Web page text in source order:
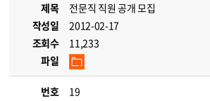
제목
전문직 직원 공개 모집
작성일
2012-02-17
조회수
11,233
파일
번호
19